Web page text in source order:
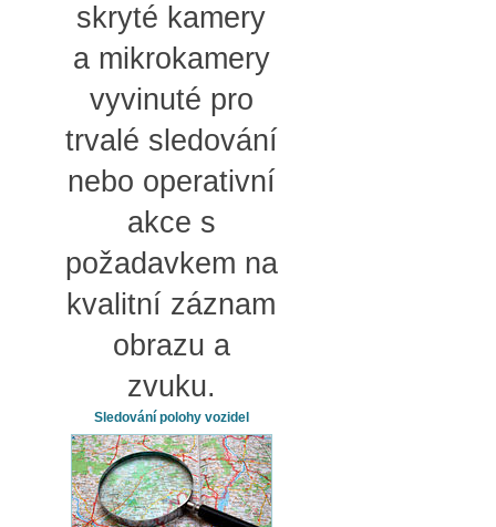
skryté kamery
a mikrokamery
vyvinuté pro
trvalé sledování
nebo operativní
akce s
požadavkem na
kvalitní záznam
obrazu a
zvuku.
Sledování polohy vozidel